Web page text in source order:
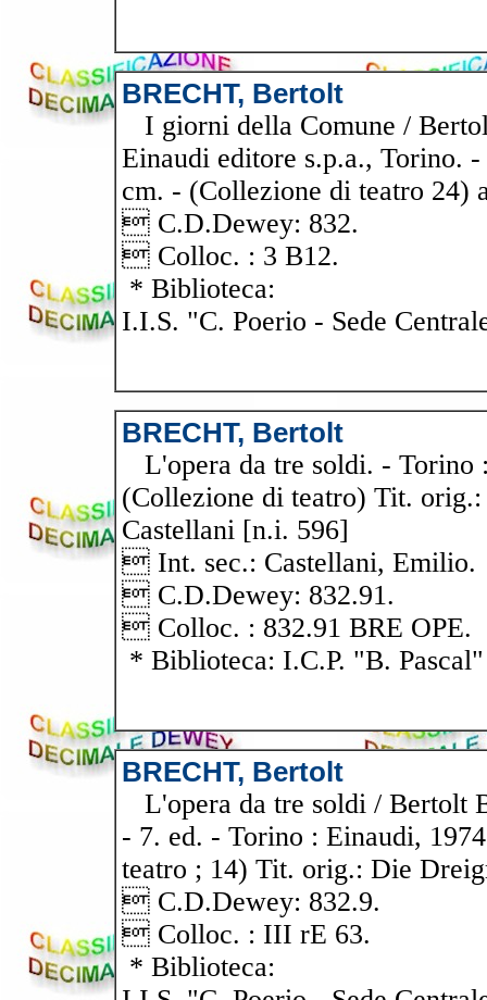
BRECHT, Bertolt
I giorni della Comune /
Einaudi editore s.p.a., Torino.
cm. - (Collezione di teatro 24)
 C.D.Dewey: 832.
 Colloc. : 3 B12.
* Biblioteca:
I.I.S. "C. Poerio - Sede
BRECHT, Bertolt
L'opera da tre soldi. - Torino
(Collezione di teatro) Tit.
Castellani [n.i. 596]
 Int. sec.: Castellani, Emilio.
 C.D.Dewey: 832.91.
 Colloc. : 832.91 BRE OPE.
* Biblioteca: I.C.P. "B. Pascal"
BRECHT, Bertolt
L'opera da tre soldi / Bertolt
- 7. ed. - Torino : Einaudi,
teatro ; 14) Tit. orig.: Die
 C.D.Dewey: 832.9.
 Colloc. : III rE 63.
* Biblioteca: